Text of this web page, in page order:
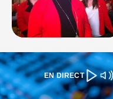
EN DIRECT